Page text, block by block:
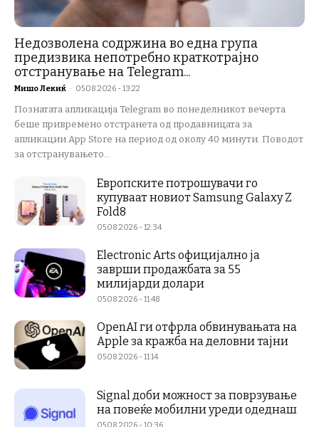
Недозволена содржина во една група
предизвика непотребно краткотрајно
отстранување на Telegram...
Мишо Лекиќ - 05.08.2026 - 13:22
Познатата апликација Telegram во понеделникот вечерта
беше привремено отстранета од продавницата за
апликации App Store на период од околу 40 минути. Поводот
за отстранувањето...
Европските потрошувачи го
купуваат новиот Samsung Galaxy Z
Fold8
05.08.2026 - 12:34
Electronic Arts официјално ја
заврши продажбата за 55
милијарди долари
05.08.2026 - 11:48
OpenAI ги отфрла обвинувањата на
Apple за кражба на деловни тајни
05.08.2026 - 11:14
Signal доби можност за поврзување
на повеќе мобилни уреди одеднаш